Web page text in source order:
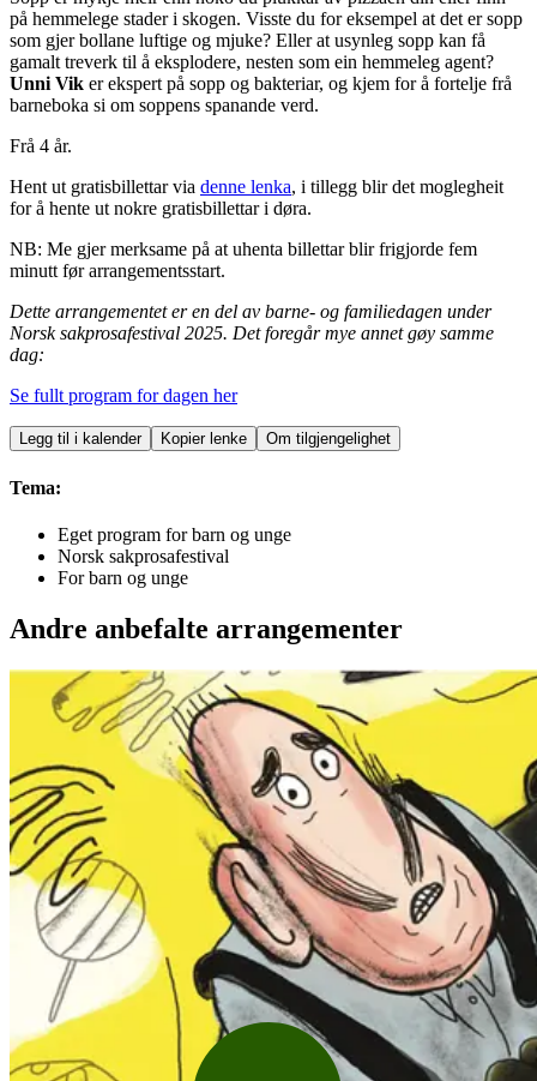
på hemmelege stader i skogen. Visste du for eksempel at det er sopp
som gjer bollane luftige og mjuke? Eller at usynleg sopp kan få
gamalt treverk til å eksplodere, nesten som ein hemmeleg agent?
Unni Vik er ekspert på sopp og bakteriar, og kjem for å fortelje frå
barneboka si om soppens spanande verd.
Frå 4 år.
Hent ut gratisbillettar via denne lenka, i tillegg blir det moglegheit
for å hente ut nokre gratisbillettar i døra.
NB: Me gjer merksame på at uhenta billettar blir frigjorde fem
minutt før arrangementsstart.
Dette arrangementet er en del av barne- og familiedagen under
Norsk sakprosafestival 2025. Det foregår mye annet gøy samme
dag:
Se fullt program for dagen her
Legg til i kalender Kopier lenke Om tilgjengelighet
Tema:
Eget program for barn og unge
Norsk sakprosafestival
For barn og unge
Andre anbefalte arrangementer